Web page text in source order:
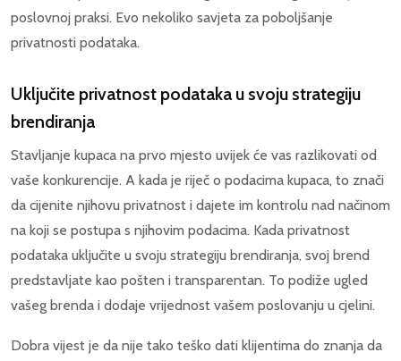
poslovnoj praksi. Evo nekoliko savjeta za poboljšanje
privatnosti podataka.
Uključite privatnost podataka u svoju strategiju
brendiranja
Stavljanje kupaca na prvo mjesto uvijek će vas razlikovati od
vaše konkurencije. A kada je riječ o podacima kupaca, to znači
da cijenite njihovu privatnost i dajete im kontrolu nad načinom
na koji se postupa s njihovim podacima. Kada privatnost
podataka uključite u svoju strategiju brendiranja, svoj brend
predstavljate kao pošten i transparentan. To podiže ugled
vašeg brenda i dodaje vrijednost vašem poslovanju u cjelini.
Dobra vijest je da nije tako teško dati klijentima do znanja da